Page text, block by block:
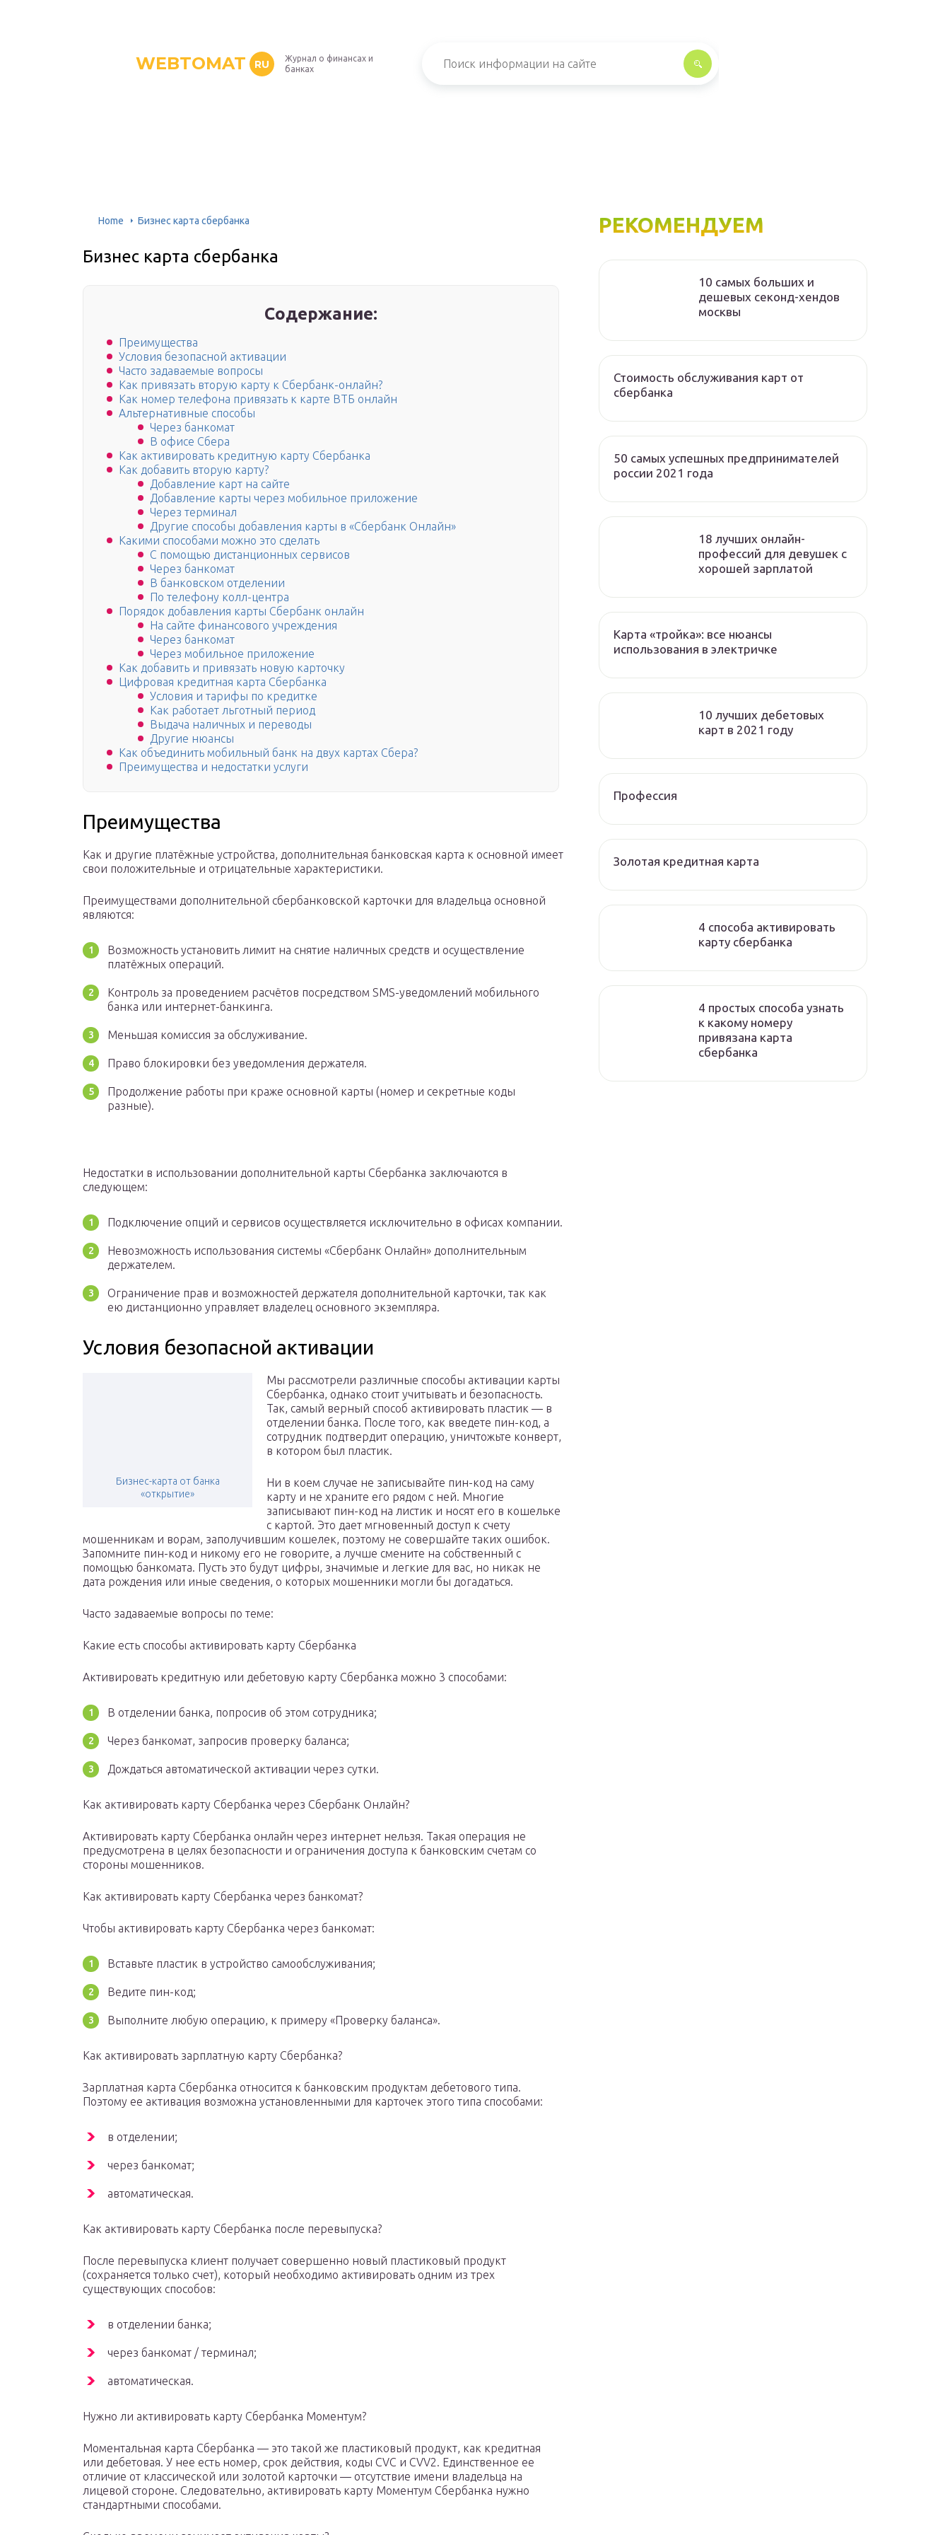
WEBTOMAT RU
Журнал о финансах и
банках
Home Бизнес карта сбербанка
Бизнес карта сбербанка
Содержание:
Преимущества
Условия безопасной активации
Часто задаваемые вопросы
Как привязать вторую карту к Сбербанк-онлайн?
Как номер телефона привязать к карте ВТБ онлайн
Альтернативные способы
Через банкомат
В офисе Сбера
Как активировать кредитную карту Сбербанка
Как добавить вторую карту?
Добавление карт на сайте
Добавление карты через мобильное приложение
Через терминал
Другие способы добавления карты в «Сбербанк Онлайн»
Какими способами можно это сделать
С помощью дистанционных сервисов
Через банкомат
В банковском отделении
По телефону колл-центра
Порядок добавления карты Сбербанк онлайн
На сайте финансового учреждения
Через банкомат
Через мобильное приложение
Как добавить и привязать новую карточку
Цифровая кредитная карта Сбербанка
Условия и тарифы по кредитке
Как работает льготный период
Выдача наличных и переводы
Другие нюансы
Как объединить мобильный банк на двух картах Сбера?
Преимущества и недостатки услуги
Преимущества
Как и другие платёжные устройства, дополнительная банковская карта к основной имеет
свои положительные и отрицательные характеристики.
Преимуществами дополнительной сбербанковской карточки для владельца основной
являются:
Возможность установить лимит на снятие наличных средств и осуществление
платёжных операций.
Контроль за проведением расчётов посредством SMS-уведомлений мобильного
банка или интернет-банкинга.
Меньшая комиссия за обслуживание.
Право блокировки без уведомления держателя.
Продолжение работы при краже основной карты (номер и секретные коды
разные).
Недостатки в использовании дополнительной карты Сбербанка заключаются в
следующем:
Подключение опций и сервисов осуществляется исключительно в офисах компании.
Невозможность использования системы «Сбербанк Онлайн» дополнительным
держателем.
Ограничение прав и возможностей держателя дополнительной карточки, так как
ею дистанционно управляет владелец основного экземпляра.
Условия безопасной активации
Бизнес-карта от банка
«открытие»
Мы рассмотрели различные способы активации карты
Сбербанка, однако стоит учитывать и безопасность.
Так, самый верный способ активировать пластик — в
отделении банка. После того, как введете пин-код, а
сотрудник подтвердит операцию, уничтожьте конверт,
в котором был пластик.
Ни в коем случае не записывайте пин-код на саму
карту и не храните его рядом с ней. Многие
записывают пин-код на листик и носят его в кошельке
с картой. Это дает мгновенный доступ к счету
мошенникам и ворам, заполучившим кошелек, поэтому не совершайте таких ошибок.
Запомните пин-код и никому его не говорите, а лучше смените на собственный с
помощью банкомата. Пусть это будут цифры, значимые и легкие для вас, но никак не
дата рождения или иные сведения, о которых мошенники могли бы догадаться.
Часто задаваемые вопросы по теме:
Какие есть способы активировать карту Сбербанка
Активировать кредитную или дебетовую карту Сбербанка можно 3 способами:
В отделении банка, попросив об этом сотрудника;
Через банкомат, запросив проверку баланса;
Дождаться автоматической активации через сутки.
Как активировать карту Сбербанка через Сбербанк Онлайн?
Активировать карту Сбербанка онлайн через интернет нельзя. Такая операция не
предусмотрена в целях безопасности и ограничения доступа к банковским счетам со
стороны мошенников.
Как активировать карту Сбербанка через банкомат?
Чтобы активировать карту Сбербанка через банкомат:
Вставьте пластик в устройство самообслуживания;
Ведите пин-код;
Выполните любую операцию, к примеру «Проверку баланса».
Как активировать зарплатную карту Сбербанка?
Зарплатная карта Сбербанка относится к банковским продуктам дебетового типа.
Поэтому ее активация возможна установленными для карточек этого типа способами:
в отделении;
через банкомат;
автоматическая.
Как активировать карту Сбербанка после перевыпуска?
После перевыпуска клиент получает совершенно новый пластиковый продукт
(сохраняется только счет), который необходимо активировать одним из трех
существующих способов:
в отделении банка;
через банкомат / терминал;
автоматическая.
Нужно ли активировать карту Сбербанка Моментум?
Моментальная карта Сбербанка — это такой же пластиковый продукт, как кредитная
или дебетовая. У нее есть номер, срок действия, коды CVC и CVV2. Единственное ее
отличие от классической или золотой карточки — отсутствие имени владельца на
лицевой стороне. Следовательно, активировать карту Моментум Сбербанка нужно
стандартными способами.
РЕКОМЕНДУЕМ
10 самых больших и
дешевых секонд-хендов
москвы
Стоимость обслуживания карт от
сбербанка
50 самых успешных предпринимателей
россии 2021 года
18 лучших онлайн-
профессий для девушек с
хорошей зарплатой
Карта «тройка»: все нюансы
использования в электричке
10 лучших дебетовых
карт в 2021 году
Профессия
Золотая кредитная карта
4 способа активировать
карту сбербанка
4 простых способа узнать
к какому номеру
привязана карта
сбербанка